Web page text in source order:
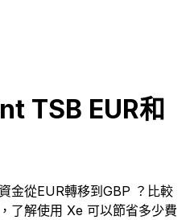
TSB EUR和
金從EUR轉移到GBP ？比較
了解使用 Xe 可以節省多少費